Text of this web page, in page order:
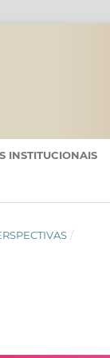
INSTITUCIONAIS
/